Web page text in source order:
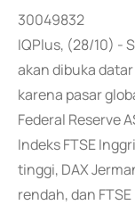
30049832
IQPlus, (28/10) -
akan dibuka
karena pasar
Federal Reserve
Indeks FTSE
tinggi, DAX
rendah, dan